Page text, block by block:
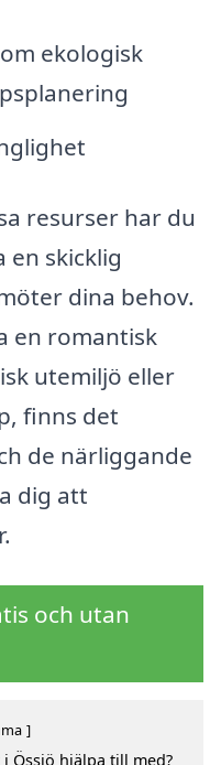
ekologisk
resurser har du
skicklig
dina behov.
en romantisk
utemiljö eller
finns det
de närliggande
dig att
och utan
Össjö hjälpa till med?